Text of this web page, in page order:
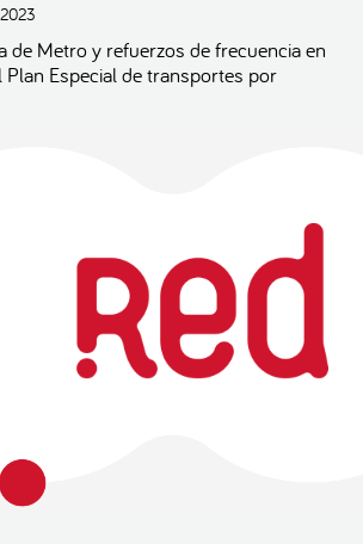
de Metro y refuerzos de frecuencia en
Especial de transportes por